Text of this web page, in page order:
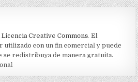
Licencia Creative Commons. El
utilizado con un fin comercial y puede
se redistribuya de manera gratuita.